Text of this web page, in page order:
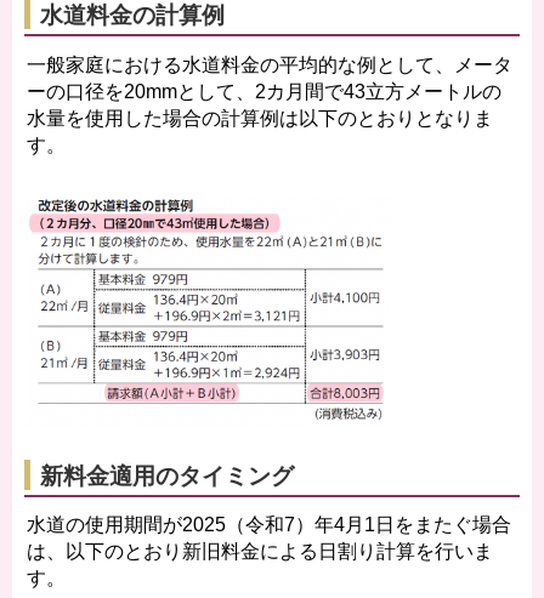
水道料金の計算例
一般家庭における水道料金の平均的な例として、メータ
ーの口径を20mmとして、2カ月間で43立方メートルの
水量を使用した場合の計算例は以下のとおりとなりま
す。
新料金適用のタイミング
水道の使用期間が2025（令和7）年4月1日をまたぐ場合
は、以下のとおり新旧料金による日割り計算を行いま
す。